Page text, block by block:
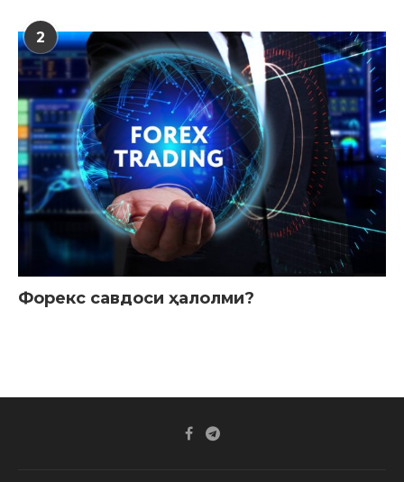
2
Форекс савдоси ҳалолми?